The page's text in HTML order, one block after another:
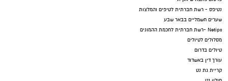
נטיפס - רשת חברתית לטיפים והמלצות
שערים חשמליים בבאר שבע
Netips -רשת חברתית לחכמת ההמונים
מסלולים לטיולים
טיולים בדרום
עורך דין באשדוד
קריית גת נט